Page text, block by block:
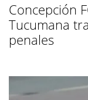
Concepción
Tucumana
penales